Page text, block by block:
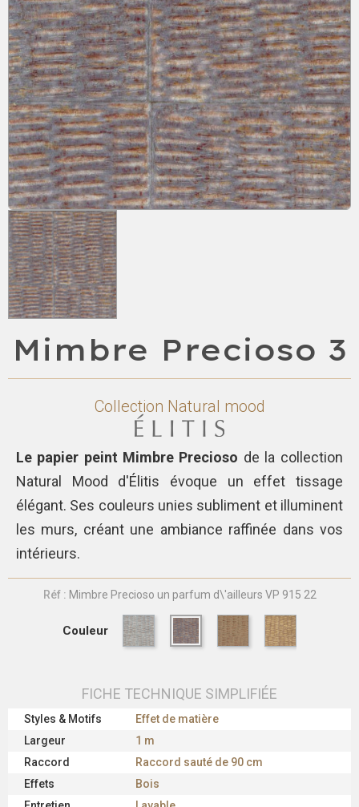
Mimbre Precioso 3
Collection Natural mood
Le papier peint Mimbre Precioso de la collection
Natural Mood d'Élitis évoque un effet tissage
élégant. Ses couleurs unies subliment et illuminent
les murs, créant une ambiance raffinée dans vos
intérieurs.
Réf : Mimbre Precioso un parfum d\'ailleurs VP 915 22
Couleur
FICHE TECHNIQUE SIMPLIFIÉE
Styles & Motifs
Effet de matière
Largeur
1 m
Raccord
Raccord sauté de 90 cm
Effets
Bois